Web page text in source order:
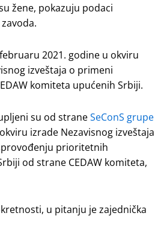
žene, pokazuju podaci
2021. godine u okviru
izveštaja o primeni
komiteta upućenih Srbiji.
su od straneSeConS grupe
izrade Nezavisnog izveštaja
prioritetnih
od strane CEDAW komiteta,
u pitanju je zajednička